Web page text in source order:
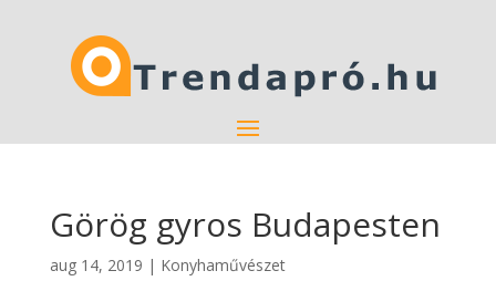
Görög gyros Budapesten
aug 14, 2019 | Konyhaművészet